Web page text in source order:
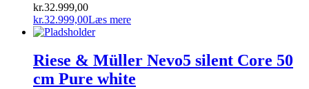
kr.32.999,00
kr.32.999,00Læs mere
Riese & Müller Nevo5 silent Core 50
cm Pure white